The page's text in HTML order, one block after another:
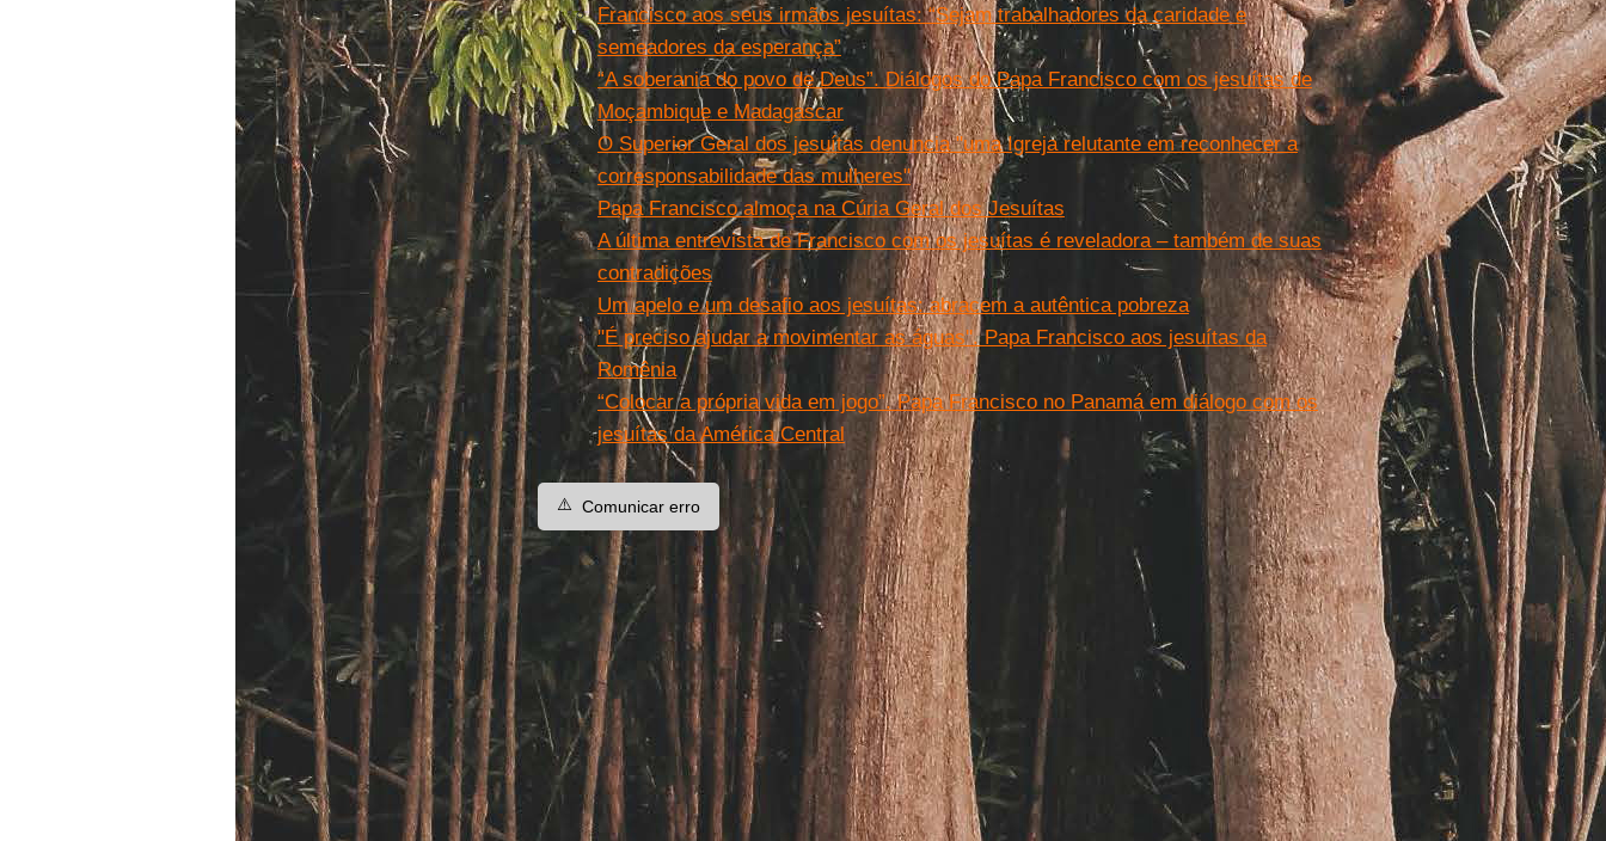
Francisco aos seus irmãos jesuítas: “Sejam trabalhadores da caridade e
semeadores da esperança”
“A soberania do povo de Deus”. Diálogos do Papa Francisco com os jesuítas de
Moçambique e Madagascar
O Superior Geral dos jesuítas denuncia "uma Igreja relutante em reconhecer a
corresponsabilidade das mulheres"
Papa Francisco almoça na Cúria Geral dos Jesuítas
A última entrevista de Francisco com os jesuítas é reveladora – também de suas
contradições
Um apelo e um desafio aos jesuítas: abracem a autêntica pobreza
"É preciso ajudar a movimentar as águas''. Papa Francisco aos jesuítas da
Romênia
“Colocar a própria vida em jogo”. Papa Francisco no Panamá em diálogo com os
jesuítas da América Central
⚠️ Comunicar erro